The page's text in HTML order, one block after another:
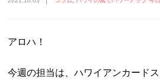
アロハ！
今週の担当は、ハワイアンカード